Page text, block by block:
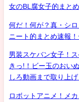
女のBL腐女子的まと
何だ！何が？真・
ニート的まとめ速報
男装スケバン女子！
きっ!！ビー玉のおい
しろ動画まで取り上
ロボットアニメ！メ